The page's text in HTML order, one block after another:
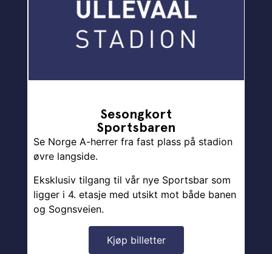
Sesongkort
Sportsbaren
Se Norge A-herrer fra fast plass på stadion
øvre langside.
Eksklusiv tilgang til vår nye Sportsbar som
ligger i 4. etasje med utsikt mot både banen
og Sognsveien.
Kjøp billetter